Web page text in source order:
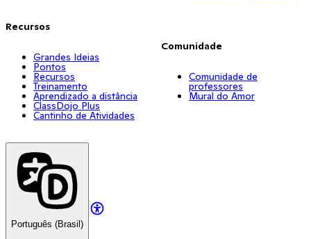
Recursos
Grandes Ideias
Pontos
Recursos
Treinamento
Aprendizado a distância
ClassDojo Plus
Cantinho de Atividades
Comunidade
Comunidade de
professores
Mural do Amor
Português (Brasil)